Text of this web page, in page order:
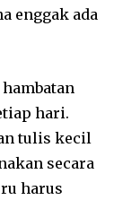
enggak ada
hari.
tulis kecil
secara
harus